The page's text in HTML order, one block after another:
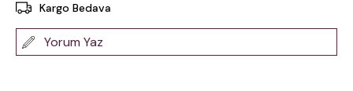
Kargo Bedava
Yorum Yaz